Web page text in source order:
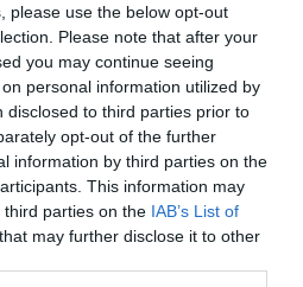
please use the below opt-out
Please note that after your
you may continue seeing
personal information utilized by
disclosed to third parties prior to
opt-out of the further
information by third parties on the
This information may
parties on the IAB’s List of
that may further disclose it to other
publics (dans les aéroports
équipements, infrastructure, etc. Il
changer les règles au sujet des
aux compagnies aériennes.
aux autorités publiques de
des petits aéroports
passagers par an. 200.000
moyenne 550 passagers par
jour ! Alors oui, il faut des aides
c’est au profit de la région qui
de voyager plus